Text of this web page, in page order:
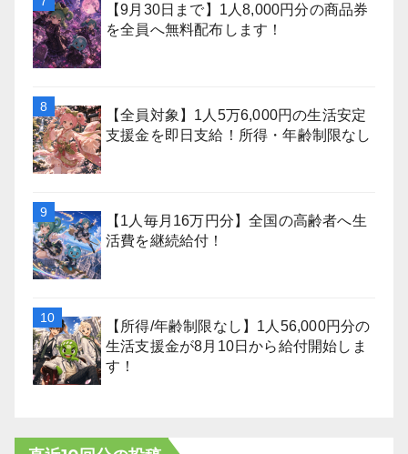
【9月30日まで】1人8,000円分の商品券
を全員へ無料配布します！
【全員対象】1人5万6,000円の生活安定
支援金を即日支給！所得・年齢制限なし
【1人毎月16万円分】全国の高齢者へ生
活費を継続給付！
【所得/年齢制限なし】1人56,000円分の
生活支援金が8月10日から給付開始しま
す！